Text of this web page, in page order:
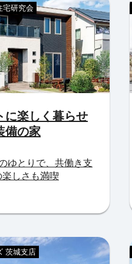
に楽しく暮らせ
備の家
宅研究会
ゆとりで、共働き支
しさも満喫
茨城支店